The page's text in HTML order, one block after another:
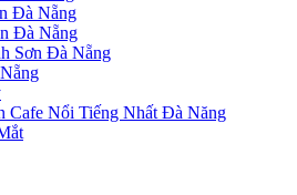
Đà Nẵng
Đà Nẵng
Sơn Đà Nẵng
Cafe Nổi Tiếng Nhất Đà Năng